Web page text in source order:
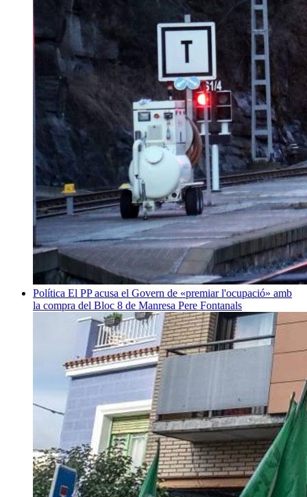
Política El PP acusa el Govern de «premiar l'ocupació» amb
la compra del Bloc 8 de Manresa Pere Fontanals